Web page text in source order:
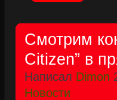
Смотрим
Citizen” в
Написал Dimon
Новости